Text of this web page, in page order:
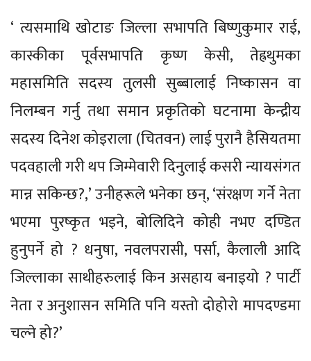
‘ त्यसमाथि खोटाङ जिल्ला सभापति बिष्णुकुमार राई,
कास्कीका पूर्वसभापति कृष्ण केसी, तेह्रथुमका
महासमिति सदस्य तुलसी सुब्बालाई निष्कासन वा
निलम्बन गर्नु तथा समान प्रकृतिको घटनामा केन्द्रीय
सदस्य दिनेश कोइराला (चितवन) लाई पुरानै हैसियतमा
पदवहाली गरी थप जिम्मेवारी दिनुलाई कसरी न्यायसंगत
मान्न सकिन्छ?,’ उनीहरूले भनेका छन्, ‘संरक्षण गर्ने नेता
भएमा पुरष्कृत भइने, बोलिदिने कोही नभए दण्डित
हुनुपर्ने हो ? धनुषा, नवलपरासी, पर्सा, कैलाली आदि
जिल्लाका साथीहरुलाई किन असहाय बनाइयो ? पार्टी
नेता र अनुशासन समिति पनि यस्तो दोहोरो मापदण्डमा
चल्ने हो?’